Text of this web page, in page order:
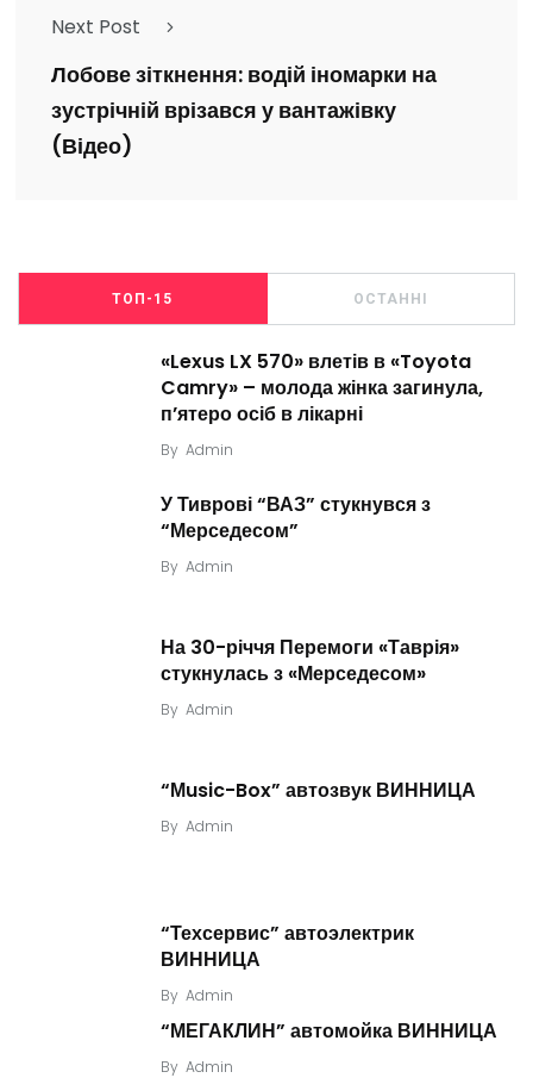
Next Post
Лобове зіткнення: водій іномарки на
зустрічній врізався у вантажівку
(Відео)
ТОП-15 ОСТАННІ
«Lexus LX 570» влетів в «Toyota
Camry» – молода жінка загинула,
п’ятеро осіб в лікарні
By Admin
У Тиврові “ВАЗ” стукнувся з
“Мерседесом”
By Admin
На 30-річчя Перемоги «Таврія»
стукнулась з «Мерседесом»
By Admin
“Мusic-Box” автозвук ВИННИЦА
By Admin
“Техсервис” автоэлектрик
ВИННИЦА
By Admin
“МЕГАКЛИН” автомойка ВИННИЦА
By Admin